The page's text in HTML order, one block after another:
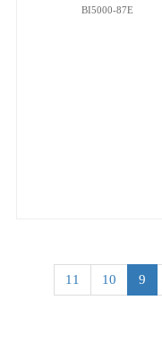
BI5000-87E
9
10
11